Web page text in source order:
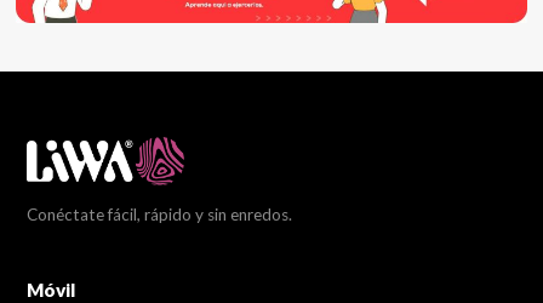
Conéctate fácil, rápido y sin enredos.
Móvil